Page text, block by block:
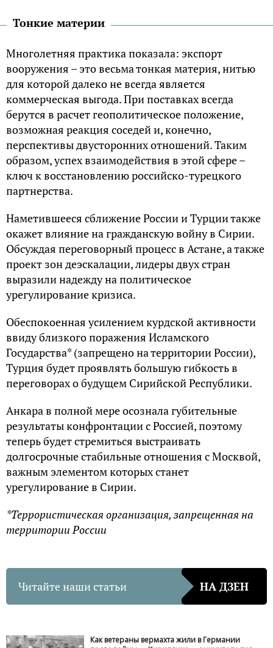
Тонкие материи
Многолетняя практика показала: экспорт
вооружения – это весьма тонкая материя, нитью
для которой далеко не всегда является
коммерческая выгода. При поставках всегда
берутся в расчет геополитическое положение,
возможная реакция соседей и, конечно,
перспективы двусторонних отношений. Таким
образом, успех взаимодействия в этой сфере –
ключ к восстановлению российско-турецкого
партнерства.
Наметившееся сближение России и Турции также
окажет влияние на гражданскую войну в Сирии.
Обсуждая переговорный процесс в Астане, а также
проект зон деэскалации, лидеры двух стран
выразили надежду на политическое
урегулирование кризиса.
Обеспокоенная усилением курдской активности
ввиду близкого поражения Исламского
Государства* (запрещено на территории России),
Турция будет проявлять большую гибкость в
переговорах о будущем Сирийской Республики.
Анкара в полной мере осознала губительные
результаты конфронтации с Россией, поэтому
теперь будет стремиться выстраивать
долгосрочные стабильные отношения с Москвой,
важным элементом которых станет
урегулирование в Сирии.
*Террористическая организация, запрещенная на
территории России
Читайте наши статьи НА ДЗЕН
Как ветераны вермахта жили в Германии